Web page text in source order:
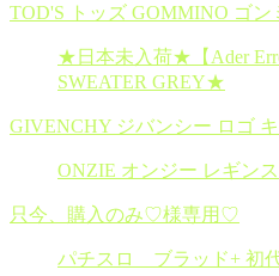
TOD'S トッズ GOMMINO ゴン
★日本未入荷★【Ader
SWEATER GREY★
GIVENCHY ジバンシー ロゴ
ONZIE オンジー レギンス
只今、購入のみ♡様専用♡
パチスロ ブラッド+ 初